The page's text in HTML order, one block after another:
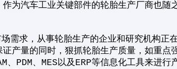
为汽车工业关键部件的轮胎生产厂商也随
求，从事轮胎生产的企业和研究机构正
产量的同时，狠抓轮胎生产质量，如重点
、PDM、MES以及ERP等信息化工具来进